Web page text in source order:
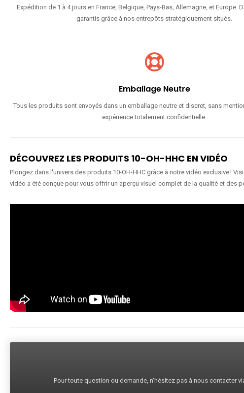
Expédition de 1 à 4 jours en France, Belgique, Pays-Bas, Allemagne, et Europe.
garantis grâce à nos entrepôts stratégiquement situés.
Emballage Neutre
Tous les produits sont envoyés dans un emballage neutre et discret, sans
expérience totalement confidentielle.
DÉCOUVREZ LES PRODUITS 10-OH-HHC EN VIDÉO
Plongez dans l'univers des produits 10-OH-HHC grâce à notre vidéo exclusive !
vidéo a été conçue pour vous offrir un aperçu visuel complet de la qualité et des
Pour toute question ou demande, n'hésitez pas à nous contacter